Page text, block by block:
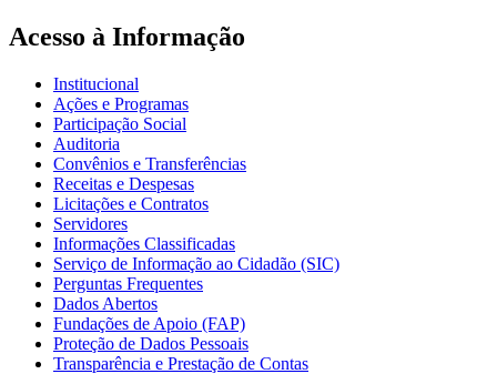
Acesso à Informação
Institucional
Ações e Programas
Participação Social
Auditoria
Convênios e Transferências
Receitas e Despesas
Licitações e Contratos
Servidores
Informações Classificadas
Serviço de Informação ao Cidadão (SIC)
Perguntas Frequentes
Dados Abertos
Fundações de Apoio (FAP)
Proteção de Dados Pessoais
Transparência e Prestação de Contas